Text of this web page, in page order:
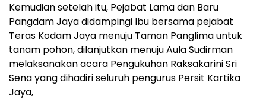
Kemudian setelah itu, Pejabat Lama dan Baru
Pangdam Jaya didampingi Ibu bersama pejabat
Teras Kodam Jaya menuju Taman Panglima untuk
tanam pohon, dilanjutkan menuju Aula Sudirman
melaksanakan acara Pengukuhan Raksakarini Sri
Sena yang dihadiri seluruh pengurus Persit Kartika
Jaya,